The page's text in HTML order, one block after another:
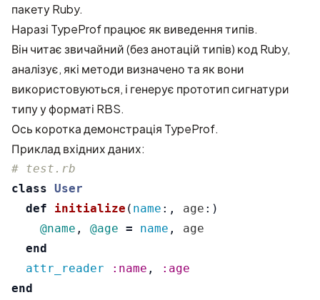
пакету Ruby.
Наразі TypeProf працює як виведення типів.
Він читає звичайний (без анотацій типів) код Ruby,
аналізує, які методи визначено та як вони
використовуються, і генерує прототип сигнатури
типу у форматі RBS.
Ось коротка демонстрація TypeProf.
Приклад вхідних даних:
# test.rb
class User
def
initialize ( name :, age :)
@name , @age = name ,
age
end
attr_reader
:name ,
:age
end